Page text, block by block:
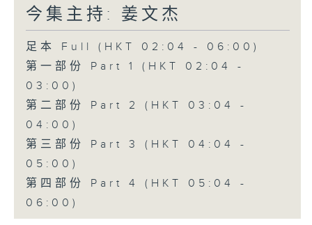
今集主持: 姜文杰
足本 Full (HKT 02:04 - 06:00)
第一部份 Part 1 (HKT 02:04 -
03:00)
第二部份 Part 2 (HKT 03:04 -
04:00)
第三部份 Part 3 (HKT 04:04 -
05:00)
第四部份 Part 4 (HKT 05:04 -
06:00)